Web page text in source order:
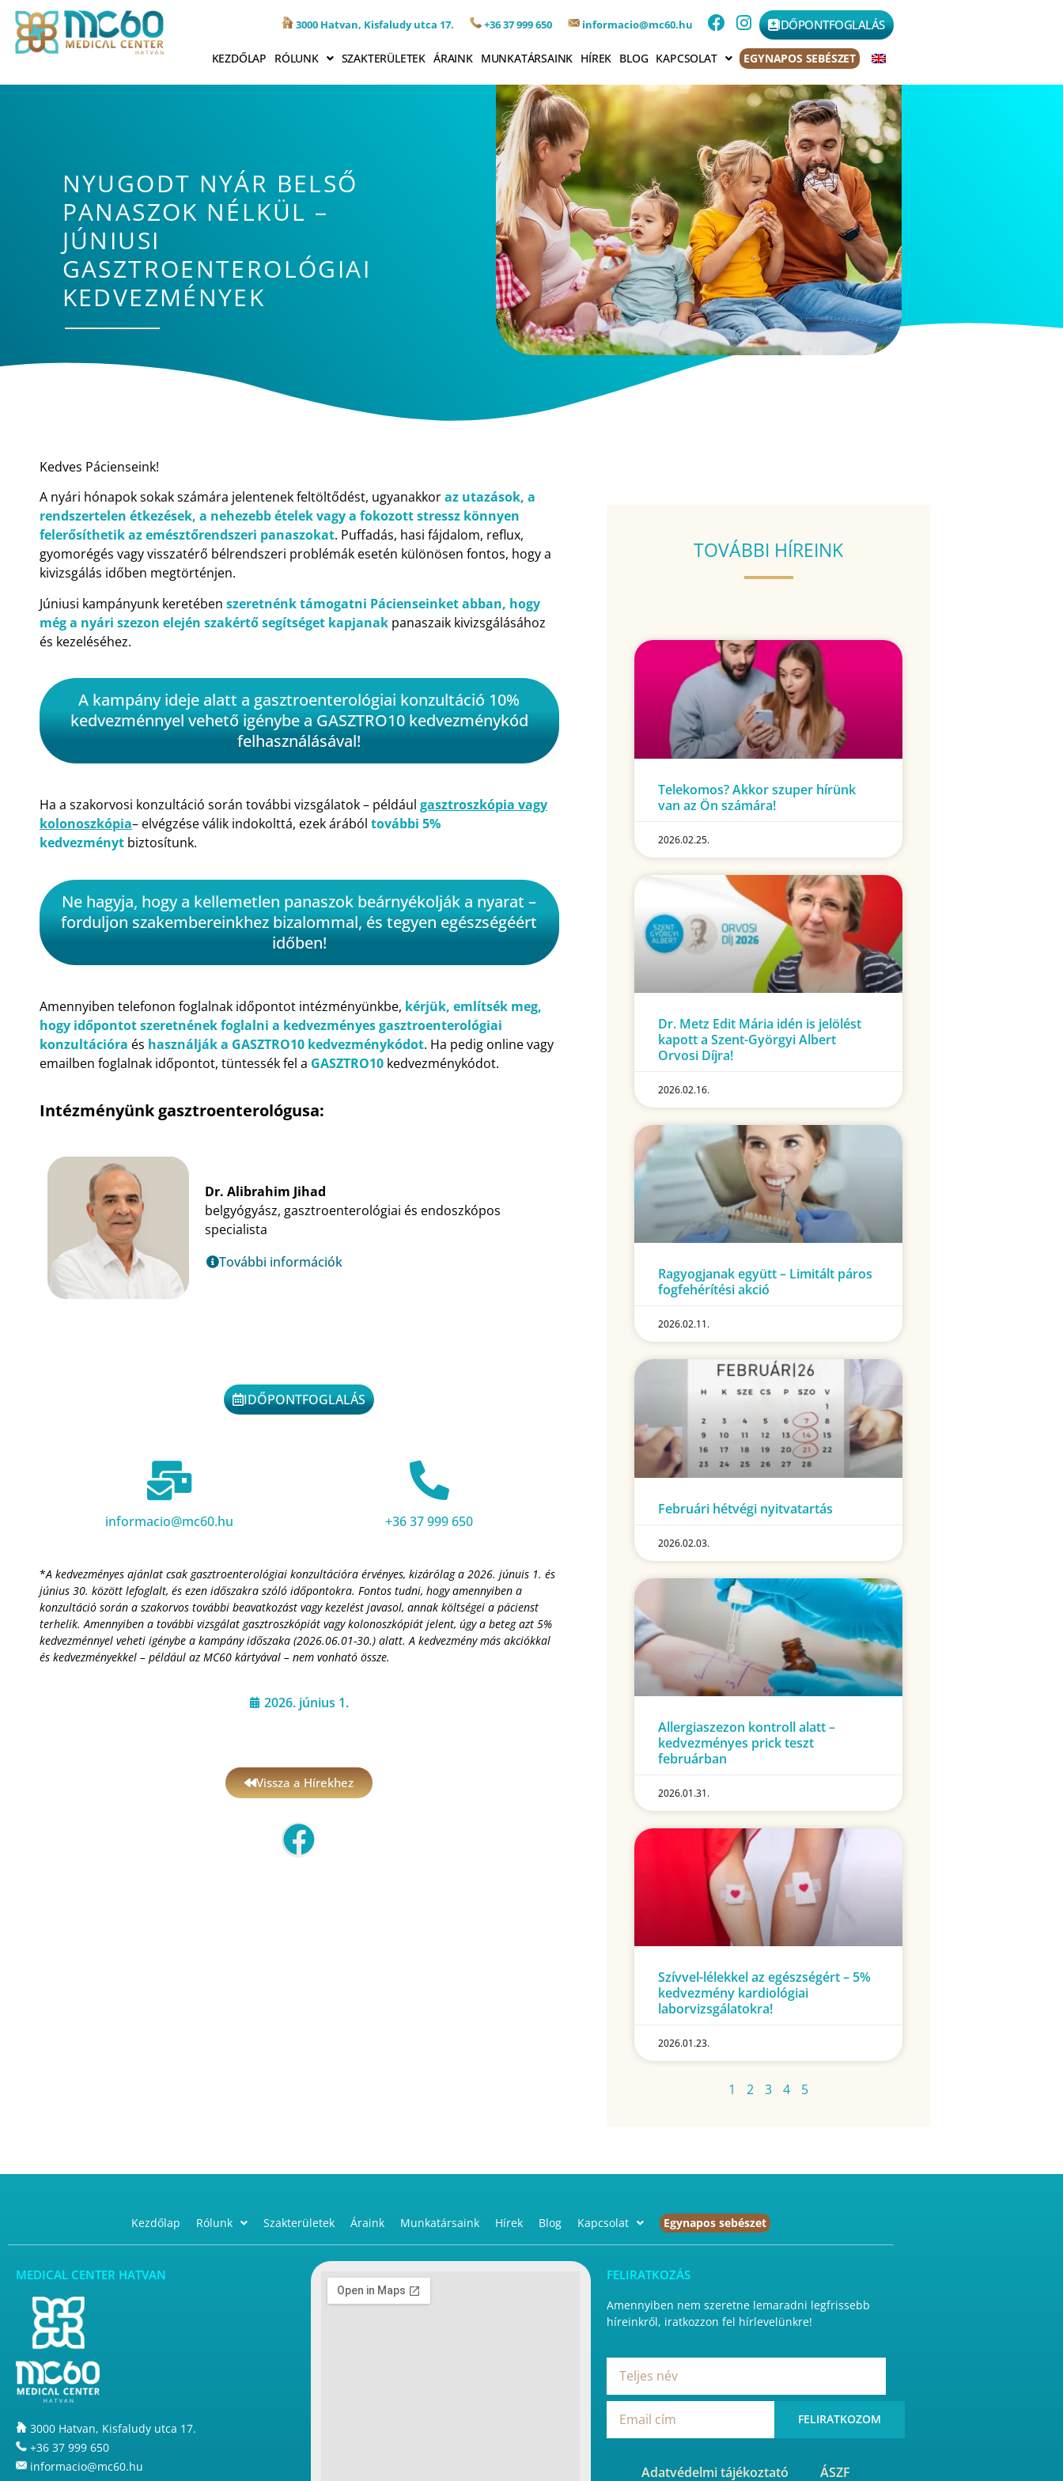
3000 Hatvan, Kisfaludy utca 17. +36 37 999 650 informacio@mc60.hu IDŐPONTFOGLALÁS
KEZDŐLAP RÓLUNK SZAKTERÜLETEK ÁRAINK MUNKATÁRSAINK HÍREK BLOG KAPCSOLAT EGYNAPOS SEBÉSZET
NYUGODT NYÁR BELSŐ
PANASZOK NÉLKÜL –
JÚNIUSI
GASZTROENTEROLÓGIAI
KEDVEZMÉNYEK
Kedves Pácienseink!
A nyári hónapok sokak számára jelentenek feltöltődést, ugyanakkoraz utazások, a
rendszertelen étkezések, a nehezebb ételek vagy a fokozott stressz könnyen
felerősíthetik az emésztőrendszeri panaszokat. Puffadás, hasi fájdalom, reflux,
gyomorégés vagy visszatérő bélrendszeri problémák esetén különösen fontos, hogy a
kivizsgálás időben megtörténjen.
Júniusi kampányunk keretében szeretnénk támogatni Pácienseinket abban, hogy
még a nyári szezon elején szakértő segítséget kapjanak panaszaik kivizsgálásához
és kezeléséhez.
A kampány ideje alatt a gasztroenterológiai konzultáció 10%
kedvezménnyel vehető igénybe a GASZTRO10 kedvezménykód
felhasználásával!
Ha a szakorvosi konzultáció során további vizsgálatok – például gasztroszkópia vagy
kolonoszkópia– elvégzése válik indokolttá, ezek árából további 5%
kedvezményt biztosítunk.
Ne hagyja, hogy a kellemetlen panaszok beárnyékolják a nyarat –
forduljon szakembereinkhez bizalommal, és tegyen egészségéért
időben!
Amennyiben telefonon foglalnak időpontot intézményünkbe, kérjük, említsék meg,
hogy időpontot szeretnének foglalni a kedvezményes gasztroenterológiai
konzultációra és használják a GASZTRO10 kedvezménykódot. Ha pedig online vagy
emailben foglalnak időpontot, tüntessék fel a GASZTRO10 kedvezménykódot.
Intézményünk gasztroenterológusa:
Dr. Alibrahim Jihad
belgyógyász, gasztroenterológiai és endoszkópos
specialista
További információk
IDŐPONTFOGLALÁS
informacio@mc60.hu +36 37 999 650
*A kedvezményes ajánlat csak gasztroenterológiai konzultációra érvényes, kizárólag a 2026. júnuis 1. és
június 30. között lefoglalt, és ezen időszakra szóló időpontokra. Fontos tudni, hogy amennyiben a
konzultáció során a szakorvos további beavatkozást vagy kezelést javasol, annak költségei a pácienst
terhelik. Amennyiben a további vizsgálat gasztroszkópiát vagy kolonoszkópiát jelent, úgy a beteg azt 5%
kedvezménnyel veheti igénybe a kampány időszaka (2026.06.01-30.) alatt. A kedvezmény más akciókkal
és kedvezményekkel – például az MC60 kártyával – nem vonható össze.
2026. június 1.
Vissza a Hírekhez
TOVÁBBI HÍREINK
Telekomos? Akkor szuper hírünk
van az Ön számára!
2026.02.25.
Dr. Metz Edit Mária idén is jelölést
kapott a Szent-Györgyi Albert
Orvosi Díjra!
2026.02.16.
Ragyogjanak együtt – Limitált páros
fogfehérítési akció
2026.02.11.
Februári hétvégi nyitvatartás
2026.02.03.
Allergiaszezon kontroll alatt –
kedvezményes prick teszt
februárban
2026.01.31.
Szívvel-lélekkel az egészségért – 5%
kedvezmény kardiológiai
laborvizsgálatokra!
2026.01.23.
1 2 3 4 5
Kezdőlap Rólunk Szakterületek Áraink Munkatársaink Hírek Blog Kapcsolat Egynapos sebészet
MEDICAL CENTER HATVAN
3000 Hatvan, Kisfaludy utca 17.
+36 37 999 650
informacio@mc60.hu
FELIRATKOZÁS
Amennyiben nem szeretne lemaradni legfrissebb
híreinkről, iratkozzon fel hírlevelünkre!
FELIRATKOZOM
Adatvédelmi tájékoztató ÁSZF